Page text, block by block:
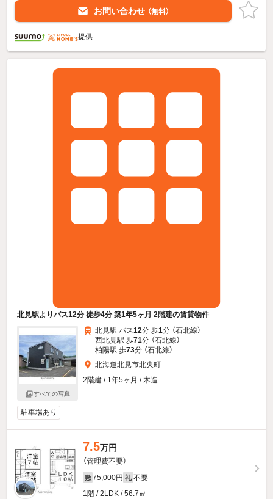
お問い合わせ （無料）
提供
北見駅よりバス12分 徒歩4分 築1年5ヶ月 2階建の賃貸物件
すべての写真
北見駅 バス12分 歩1分 （石北線）
西北見駅 歩71分 （石北線）
柏陽駅 歩73分 （石北線）
北海道北見市北央町
2階建 / 1年5ヶ月 / 木造
駐車場あり
7.5万円
（管理費不要）
敷 75,000円 礼 不要
1階 / 2LDK / 56.7㎡